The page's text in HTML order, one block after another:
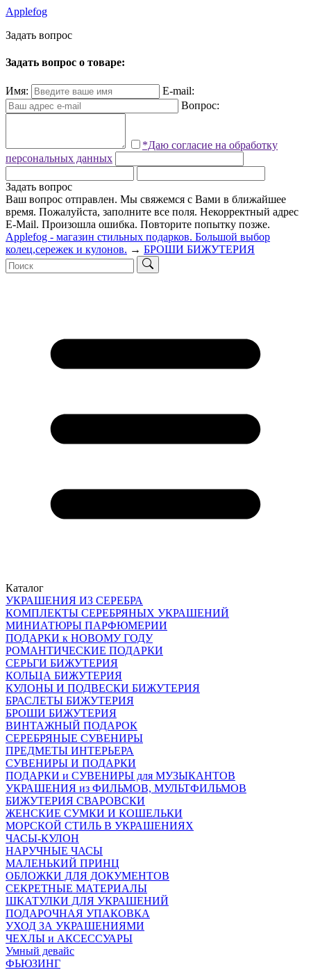
Applefog
Задать вопрос
Задать вопрос о товаре:
Имя:
E-mail:
Вопрос:
*Даю согласие на обработку
персональных данных
Задать вопрос
Ваш вопрос отправлен. Мы свяжемся с Вами в ближайшее
время. Пожалуйста, заполните все поля. Некорректный адрес
E-Mail. Произошла ошибка. Повторите попытку позже.
Applefog - магазин стильных подарков. Большой выбор
колец,сережек и кулонов. → БРОШИ БИЖУТЕРИЯ
Каталог
УКРАШЕНИЯ ИЗ СЕРЕБРА
КОМПЛЕКТЫ СЕРЕБРЯНЫХ УКРАШЕНИЙ
МИНИАТЮРЫ ПАРФЮМЕРИИ
ПОДАРКИ к НОВОМУ ГОДУ
РОМАНТИЧЕСКИЕ ПОДАРКИ
СЕРЬГИ БИЖУТЕРИЯ
КОЛЬЦА БИЖУТЕРИЯ
КУЛОНЫ И ПОДВЕСКИ БИЖУТЕРИЯ
БРАСЛЕТЫ БИЖУТЕРИЯ
БРОШИ БИЖУТЕРИЯ
ВИНТАЖНЫЙ ПОДАРОК
СЕРЕБРЯНЫЕ СУВЕНИРЫ
ПРЕДМЕТЫ ИНТЕРЬЕРА
СУВЕНИРЫ И ПОДАРКИ
ПОДАРКИ и СУВЕНИРЫ для МУЗЫКАНТОВ
УКРАШЕНИЯ из ФИЛЬМОВ, МУЛЬТФИЛЬМОВ
БИЖУТЕРИЯ СВАРОВСКИ
ЖЕНСКИЕ СУМКИ И КОШЕЛЬКИ
МОРСКОЙ СТИЛЬ В УКРАШЕНИЯХ
ЧАСЫ-КУЛОН
НАРУЧНЫЕ ЧАСЫ
МАЛЕНЬКИЙ ПРИНЦ
ОБЛОЖКИ ДЛЯ ДОКУМЕНТОВ
СЕКРЕТНЫЕ МАТЕРИАЛЫ
ШКАТУЛКИ ДЛЯ УКРАШЕНИЙ
ПОДАРОЧНАЯ УПАКОВКА
УХОД ЗА УКРАШЕНИЯМИ
ЧEХЛЫ и АКСЕССУАРЫ
Умный девайс
ФЬЮЗИНГ